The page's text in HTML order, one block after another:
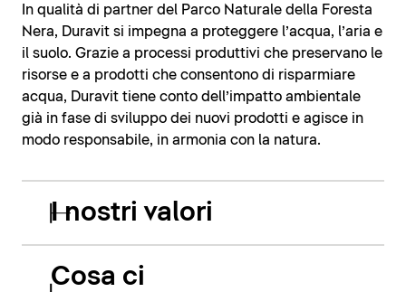
In qualità di partner del Parco Naturale della Foresta
Nera, Duravit si impegna a proteggere l’acqua, l’aria e
il suolo. Grazie a processi produttivi che preservano le
risorse e a prodotti che consentono di risparmiare
acqua, Duravit tiene conto dell’impatto ambientale
già in fase di sviluppo dei nuovi prodotti e agisce in
modo responsabile, in armonia con la natura.
I nostri valori
Cosa ci